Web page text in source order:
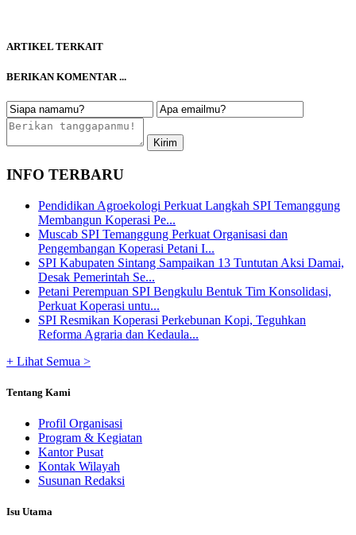
ARTIKEL TERKAIT
BERIKAN KOMENTAR ...
INFO TERBARU
Pendidikan Agroekologi Perkuat Langkah SPI Temanggung
Membangun Koperasi Pe...
Muscab SPI Temanggung Perkuat Organisasi dan
Pengembangan Koperasi Petani I...
SPI Kabupaten Sintang Sampaikan 13 Tuntutan Aksi Damai,
Desak Pemerintah Se...
Petani Perempuan SPI Bengkulu Bentuk Tim Konsolidasi,
Perkuat Koperasi untu...
SPI Resmikan Koperasi Perkebunan Kopi, Teguhkan
Reforma Agraria dan Kedaula...
+ Lihat Semua >
Tentang Kami
Profil Organisasi
Program & Kegiatan
Kantor Pusat
Kontak Wilayah
Susunan Redaksi
Isu Utama